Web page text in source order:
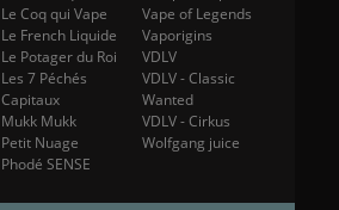
Le Coq qui Vape
Le French Liquide
Le Potager du Roi
Les 7 Péchés
Capitaux
Mukk Mukk
Petit Nuage
Phodé SENSE
Vape of Legends
Vaporigins
VDLV
VDLV - Classic
Wanted
VDLV - Cirkus
Wolfgang juice